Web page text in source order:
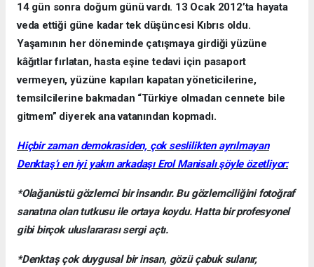
14 gün sonra doğum günü vardı. 13 Ocak 2012’ta hayata
veda ettiği güne kadar tek düşüncesi Kıbrıs oldu.
Yaşamının her döneminde çatışmaya girdiği yüzüne
kâğıtlar fırlatan, hasta eşine tedavi için pasaport
vermeyen, yüzüne kapıları kapatan yöneticilerine,
temsilcilerine bakmadan “Türkiye olmadan cennete bile
gitmem” diyerek ana vatanından kopmadı.
Hiçbir zaman demokrasiden, çok seslilikten ayrılmayan
Denktaş’ı en iyi yakın arkadaşı Erol Manisalı şöyle özetliyor:
*Olağanüstü gözlemci bir insandır. Bu gözlemciliğini fotoğraf
sanatına olan tutkusu ile ortaya koydu. Hatta bir profesyonel
gibi birçok uluslararası sergi açtı.
*Denktaş çok duygusal bir insan, gözü çabuk sulanır,